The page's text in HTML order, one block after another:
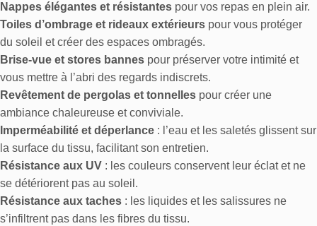
Nappes élégantes et résistantes pour vos repas en plein air.
Toiles d’ombrage et rideaux extérieurs pour vous protéger
du soleil et créer des espaces ombragés.
Brise-vue et stores bannes pour préserver votre intimité et
vous mettre à l’abri des regards indiscrets.
Revêtement de pergolas et tonnelles pour créer une
ambiance chaleureuse et conviviale.
Imperméabilité et déperlance : l’eau et les saletés glissent sur
la surface du tissu, facilitant son entretien.
Résistance aux UV : les couleurs conservent leur éclat et ne
se détériorent pas au soleil.
Résistance aux taches : les liquides et les salissures ne
s’infiltrent pas dans les fibres du tissu.